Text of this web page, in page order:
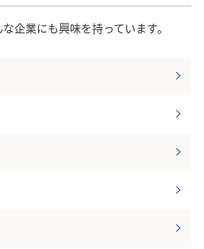
企業にも興味を持っています。